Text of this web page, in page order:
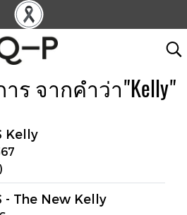
ร จากคำว่า"Kelly"
Kelly
- The New Kelly